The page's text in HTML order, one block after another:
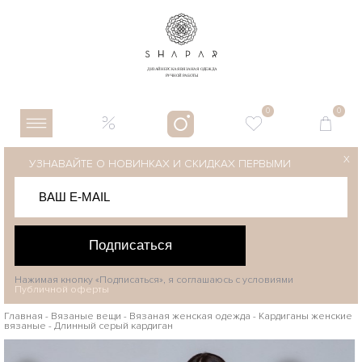
0 0
УЗНАВАЙТЕ О НОВИНКАХ И СКИДКАХ ПЕРВЫМИ
Подписаться
X
Нажимая кнопку «Подписаться», я соглашаюсь с условиями
Публичной оферты
Главная - Вязаные вещи - Вязаная женская одежда - Кардиганы женские
вязаные - Длинный серый кардиган